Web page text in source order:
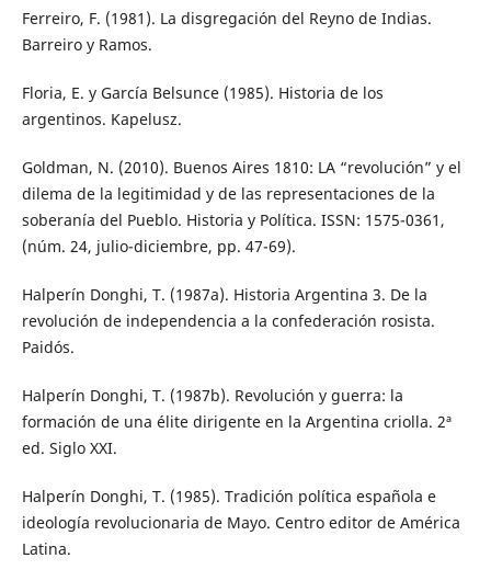
Ferreiro, F. (1981). La disgregación del Reyno de Indias.
Barreiro y Ramos.
Floria, E. y García Belsunce (1985). Historia de los
argentinos. Kapelusz.
Goldman, N. (2010). Buenos Aires 1810: LA “revolución” y el
dilema de la legitimidad y de las representaciones de la
soberanía del Pueblo. Historia y Política. ISSN: 1575-0361,
(núm. 24, julio-diciembre, pp. 47-69).
Halperín Donghi, T. (1987a). Historia Argentina 3. De la
revolución de independencia a la confederación rosista.
Paidós.
Halperín Donghi, T. (1987b). Revolución y guerra: la
formación de una élite dirigente en la Argentina criolla. 2ª
ed. Siglo XXI.
Halperín Donghi, T. (1985). Tradición política española e
ideología revolucionaria de Mayo. Centro editor de América
Latina.